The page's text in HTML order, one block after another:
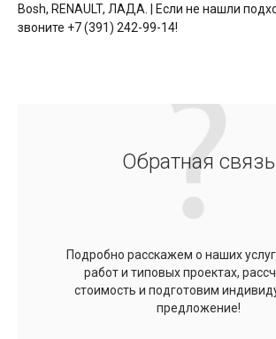
Bosh, RENAULT, ЛАДА. | Если не нашли
звоните +7 (391) 242-99-14!
Обратная связь
Подробно расскажем о наших
работ и типовых проектах,
стоимость и подготовим
предложение!